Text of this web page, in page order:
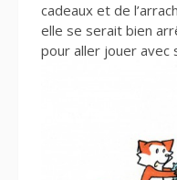
cadeaux et de
elle se serait bien
pour aller jouer avec